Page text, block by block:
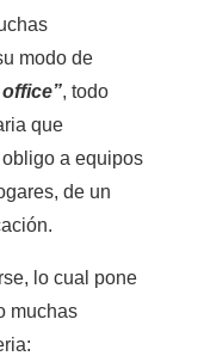
modo de
, todo
que
a equipos
de un
lo cual pone
muchas